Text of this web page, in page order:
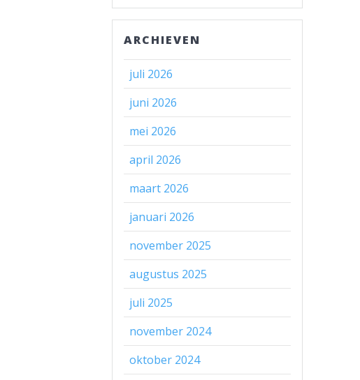
ARCHIEVEN
juli 2026
juni 2026
mei 2026
april 2026
maart 2026
januari 2026
november 2025
augustus 2025
juli 2025
november 2024
oktober 2024